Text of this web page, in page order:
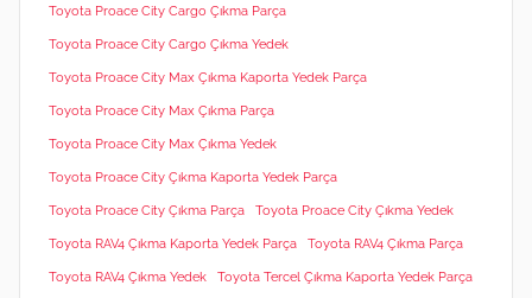
Toyota Proace City Cargo Çıkma Parça
Toyota Proace City Cargo Çıkma Yedek
Toyota Proace City Max Çıkma Kaporta Yedek Parça
Toyota Proace City Max Çıkma Parça
Toyota Proace City Max Çıkma Yedek
Toyota Proace City Çıkma Kaporta Yedek Parça
Toyota Proace City Çıkma Parça Toyota Proace City Çıkma Yedek
Toyota RAV4 Çıkma Kaporta Yedek Parça Toyota RAV4 Çıkma Parça
Toyota RAV4 Çıkma Yedek Toyota Tercel Çıkma Kaporta Yedek Parça